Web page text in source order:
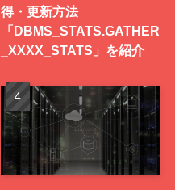
得・更新方法
「DBMS_STATS.GATHER
_XXXX_STATS」を紹介